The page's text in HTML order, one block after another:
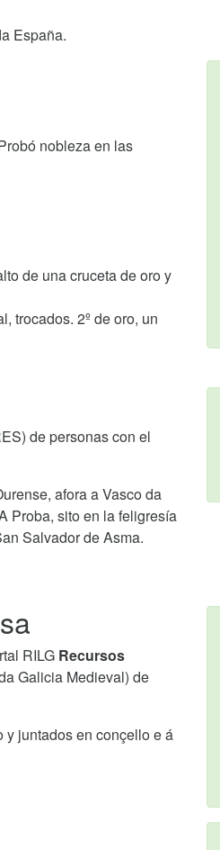
España.
nobleza en las
de una cruceta de oro y
trocados. 2º de oro, un
de personas con el
afora a Vasco da
Proba, sito en la feligresía
Salvador de Asma.
RILG Recursos
Galicia Medieval) de
y juntados en conçello e á